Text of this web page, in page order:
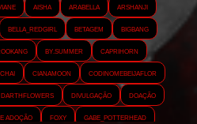
Aisha Arabella
Arshanji
Bella_RedGirl Betagem
Bigbang
By.summer
Caprihorn
Cianamoon
Codinomebeijaflor
Darthflowers Divulgação
Doação
adoção Foxy Gabe_Potterhead